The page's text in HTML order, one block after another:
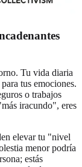
Tu vida diaria
tus emociones.
o trabajos
iracundo", eres
elevar tu "nivel
menor podría
estás